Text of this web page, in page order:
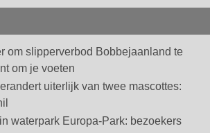
om slipperverbod Bobbejaanland te
om je voeten
uiterlijk van twee mascottes:
waterpark Europa-Park: bezoekers